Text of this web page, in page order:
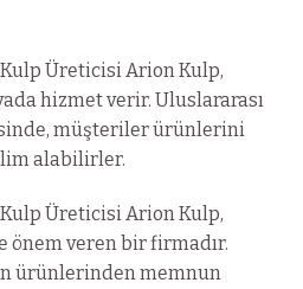
Kulp Üreticisi Arion Kulp,
hizmet verir. Uluslararası
müşteriler ürünlerini
alabilirler.
Kulp Üreticisi Arion Kulp,
veren bir firmadır.
ürünlerinden memnun